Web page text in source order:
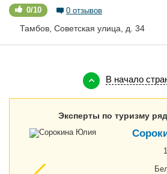
0/10 0 отзывов
Тамбов, Советская улица, д. 34
В начало
Эксперты по туризму